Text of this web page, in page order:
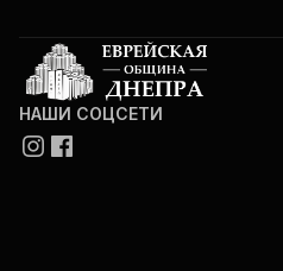
НАШИ СОЦСЕТИ